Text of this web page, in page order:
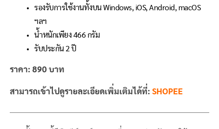
รองรับการใช้งานทั้งบน Windows, iOS, Android, macOS
ฯลฯ
น้ำหนักเพียง 466 กรัม
รับประกัน 2 ปี
ราคา: 890 บาท
สามารถเข้าไปดูรายละเอียดเพิ่มเติมได้ที่: SHOPEE